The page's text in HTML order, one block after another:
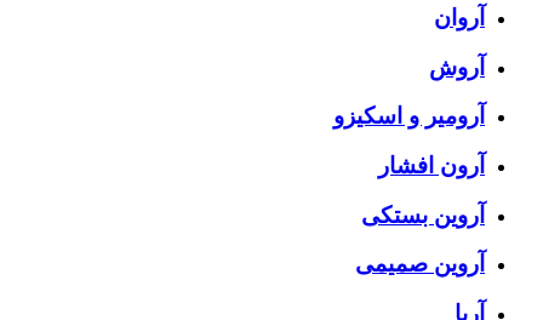
آروان
آروش
آرومیر و اسکیزو
آرون افشار
آروین بستکی
آروین صمیمی
آریا